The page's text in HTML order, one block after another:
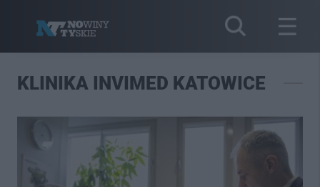
KLINIKA INVIMED KATOWICE